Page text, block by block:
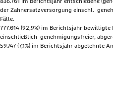
der Zahnersatzversorgung einschl.
Fälle.
777.014 (92,9%) im Berichtsjahr
einschließlich genehmigungsfreier,
59.747 (7,1%) im Berichtsjahr abgelehnte